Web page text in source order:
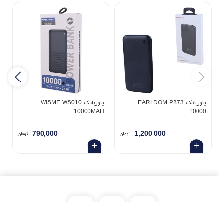
پاوربانک EARLDOM PB73
10000
1,200,000 تومان
پاوربانک WISME WS010
10000MAH
790,000 تومان